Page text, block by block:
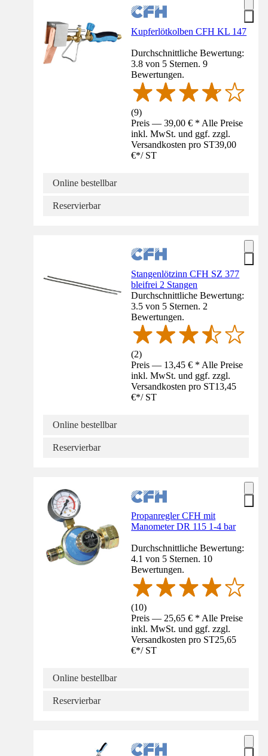
Kupferlötkolben CFH KL 147
Durchschnittliche Bewertung:
3.8 von 5 Sternen. 9
Bewertungen.
(9)
Preis — 39,00 € * Alle Preise
inkl. MwSt. und ggf. zzgl.
Versandkosten pro ST39,00
€*/ ST
Online bestellbar
Reservierbar
Stangenlötzinn CFH SZ 377
bleifrei 2 Stangen
Durchschnittliche Bewertung:
3.5 von 5 Sternen. 2
Bewertungen.
(2)
Preis — 13,45 € * Alle Preise
inkl. MwSt. und ggf. zzgl.
Versandkosten pro ST13,45
€*/ ST
Online bestellbar
Reservierbar
Propanregler CFH mit
Manometer DR 115 1-4 bar
Durchschnittliche Bewertung:
4.1 von 5 Sternen. 10
Bewertungen.
(10)
Preis — 25,65 € * Alle Preise
inkl. MwSt. und ggf. zzgl.
Versandkosten pro ST25,65
€*/ ST
Online bestellbar
Reservierbar